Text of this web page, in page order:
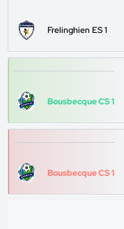
Frelinghien ES 1
Bousbecque CS 1
Bousbecque CS 1